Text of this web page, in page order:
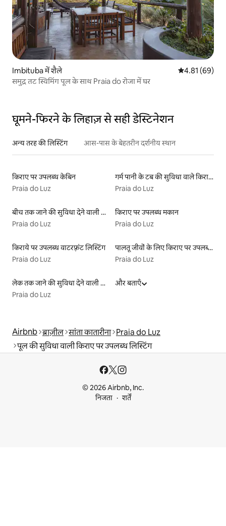
Imbituba में शैले औसत रेटिंग 5 में
4.81 (69)
समुद्र तट स्विमिंग पूल के साथ Praia do रोजा में घर
घूमने-फिरने के लिहाज़ से सही डेस्टिनेशन
अन्य तरह की लिस्टिंग आस-पास के बेहतरीन दर्शनीय स्थान
किराए पर उपलब्ध केबिन
Praia do Luz
गर्म पानी के टब की सुविधा वाले किराये पर उपलब्ध यर्ट टेंट
Praia do Luz
बीच तक जाने की सुविधा देने वाली किराये पर उपलब्ध लिस्टिंग
Praia do Luz
किराए पर उपलब्ध मकान
Praia do Luz
किराये पर उपलब्ध वाटरफ़्रंट लिस्टिंग
Praia do Luz
पालतू जीवों के लिए किराए पर उपलब्ध लिस्टिंग
Praia do Luz
लेक तक जाने की सुविधा देने वाली किराये पर उपलब्ध लिस्टिंग
Praia do Luz
और बताएँ
Airbnb ब्राज़ील सांता कातारीना Praia do Luz
पूल की सुविधा वाली किराए पर उपलब्ध लिस्टिंग
© 2026 Airbnb, Inc.
निजता
शर्तें